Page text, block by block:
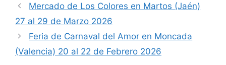
Mercado de Los Colores en Martos (Jaén)
27 al 29 de Marzo 2026
Feria de Carnaval del Amor en Moncada
(Valencia) 20 al 22 de Febrero 2026